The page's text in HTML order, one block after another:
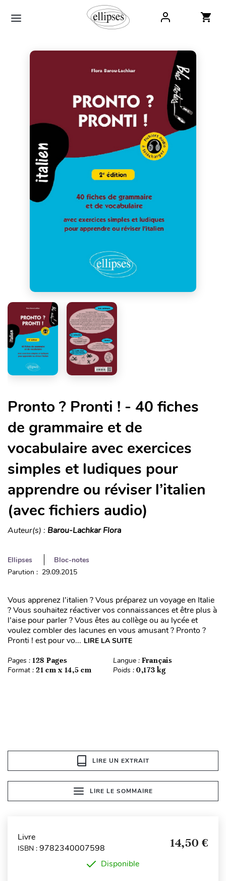
Pronto ? Pronti ! - 40 fiches
de grammaire et de
vocabulaire avec exercices
simples et ludiques pour
apprendre ou réviser l’italien
(avec fichiers audio)
Auteur(s) : Barou-Lachkar Flora
Ellipses
Bloc-notes
Parution : 29.09.2015
Vous apprenez l’italien ? Vous préparez un voyage en Italie
? Vous souhaitez réactiver vos connaissances et être plus à
l’aise pour parler ? Vous êtes au collège ou au lycée et
voulez combler des lacunes en vous amusant ? Pronto ?
Pronti ! est pour vo... LIRE LA SUITE
Pages : 128 Pages Langue : Français
Format : 21 cm x 14,5 cm Poids : 0,173 kg
LIRE UN EXTRAIT
LIRE LE SOMMAIRE
Livre
ISBN : 9782340007598 14,50 €
Disponible